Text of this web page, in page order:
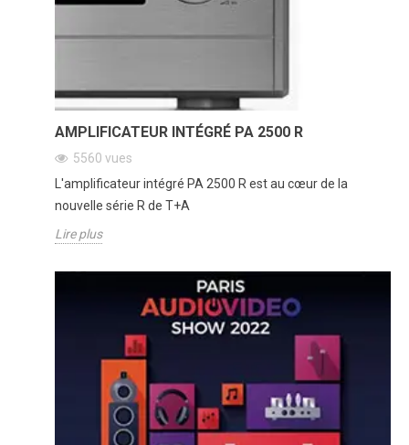
AMPLIFICATEUR INTÉGRÉ PA 2500 R
5560 vues
L'amplificateur intégré PA 2500 R est au cœur de la
nouvelle série R de T+A
Lire plus